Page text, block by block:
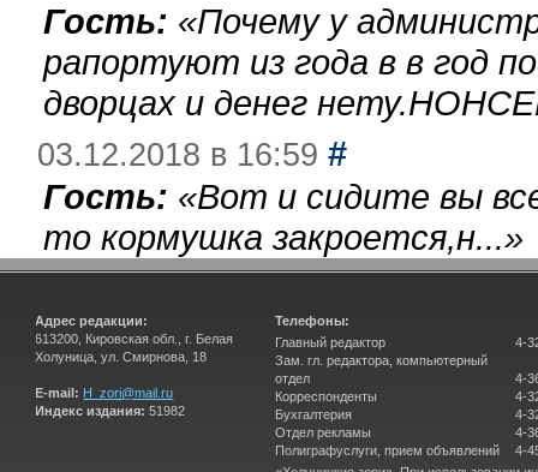
Гость: «Почему у
рапортуют из года в в год
дворцах и денег
03.12.2018 в 16:59 #
Гость: «Вот и сидите вы
то кормушка закроется,н...»
Адрес редакции:
613200, Кировская обл., г. Белая
Холуница, ул. Смирнова, 18
E-mail: H_zori@mail.ru
Индекс издания: 51982
Телефоны:
Главный редактор
Зам. гл. редактора, компьютерный
отдел
Корреспонденты
Бухгалтерия
Отдел рекламы
Полиграфуслуги, прием объявлений
4-
4-
4-
4-
4-
4-